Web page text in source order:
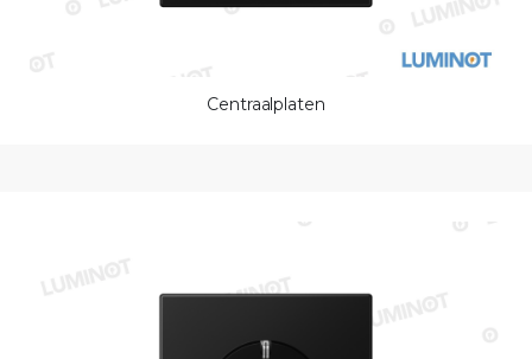
Centraalplaten